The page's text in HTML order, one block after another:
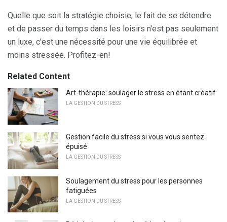
Quelle que soit la stratégie choisie, le fait de se détendre
et de passer du temps dans les loisirs n'est pas seulement
un luxe, c'est une nécessité pour une vie équilibrée et
moins stressée. Profitez-en!
Related Content
Art-thérapie: soulager le stress en étant créatif
LA GESTION DU STRESS
Gestion facile du stress si vous vous sentez
épuisé
LA GESTION DU STRESS
Soulagement du stress pour les personnes
fatiguées
LA GESTION DU STRESS